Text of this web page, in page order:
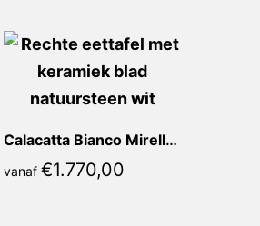
Calacatta Bianco Mirella Recht
vanaf €1.770,00